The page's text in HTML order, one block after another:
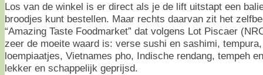
Los van de winkel is er direct als je de lift uitstapt een
broodjes kunt bestellen. Maar rechts daarvan zit het
“Amazing Taste Foodmarket” dat volgens Lot Piscaer
zeer de moeite waard is: verse sushi en sashimi,
loempiaatjes, Vietnames pho, Indische rendang, tempeh
lekker en schappelijk geprijsd.